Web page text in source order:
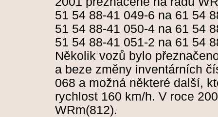
51 54 88-41 049-6 na 61 54
51 54 88-41 050-4 na 61 54
51 54 88-41 051-2 na 61 54
Několik vozů bylo
a beze změny inventárních
068 a možná některé další,
rychlost 160 km/h. V roce
WRm(812).